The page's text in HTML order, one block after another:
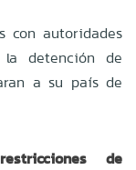
con autoridades
la detención de
a su país de
de